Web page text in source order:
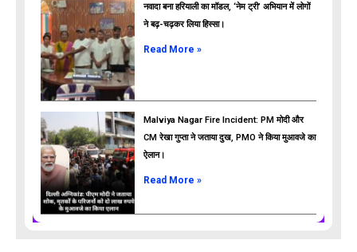
नवादा बना हरियाली का मॉडल, ‘नेम ट्री’ अभियान में लोगों
ने बढ़-चढ़कर लिया हिस्सा।
Read More »
Malviya Nagar Fire Incident: PM मोदी और
CM रेखा गुप्ता ने जताया दुख, PMO ने किया मुआवजे का
ऐलान।
Read More »